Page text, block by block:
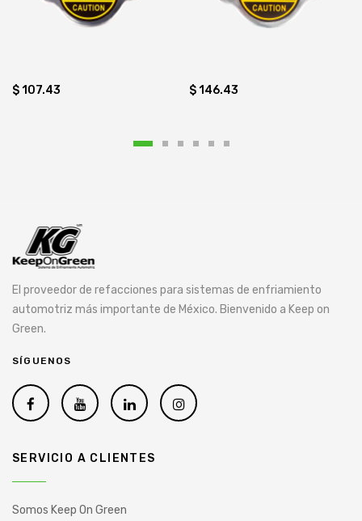
$ 107.43 $ 146.43
El proveedor de refacciones para sistemas de enfriamiento
automotriz más importante de México. Bienvenido a Keep on
Green.
SÍGUENOS
SERVICIO A CLIENTES
Somos Keep On Green